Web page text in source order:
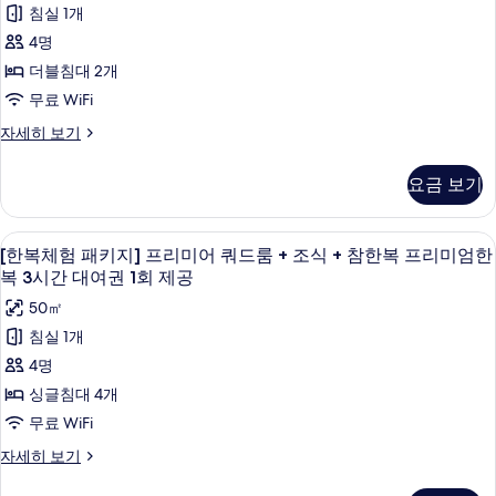
모
두
보
복
3
시
간
대
1
회
제
공
사
진
모
두
기
3
시
간
대
여
권
1
공
자
세
히
보
기
+
조
식
참
프
리
미
엄
한
복
3
시
간
어
트
리
플
조
식
한
프
리
미
엄
한
복
3
시
간
대
여
권
험
패
키
지]
프
어
패
밀
리
+
조
식
+
참
한
침실 1개
4명
더블침대 2개
무료 WiFi
자세히 보기
[한
패
키
지]
프
리
미
어
패
밀
리
조
식
+
요금 보기
[한
복
체
험
패
키
지]
프
고급 침구, 객실 내 금고, 책상, 암막 커튼
5
[한복체험 패키지] 프리미어 쿼드룸 + 조식 + 참한복 프리미엄한
복 3시간 대여권 1회 제공
50㎡
침실 1개
4명
싱글침대 4개
무료 WiFi
자세히 보기
[한